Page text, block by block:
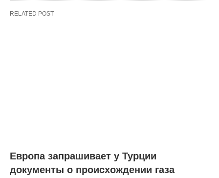
RELATED POST
Европа запрашивает у Турции
документы о происхождении газа